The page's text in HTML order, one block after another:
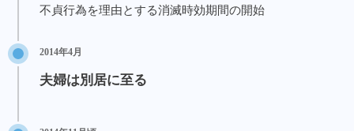
不貞行為を理由とする消滅時効期間の開始
2014年4月
夫婦は別居に至る